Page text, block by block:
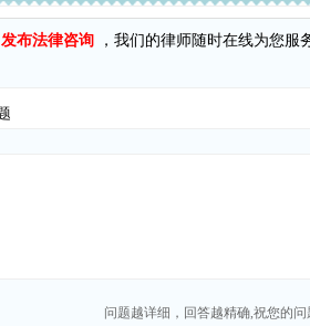
发布法律咨询 ，我们的律师随时在线为您服
问题越详细，回答越精确,祝您的